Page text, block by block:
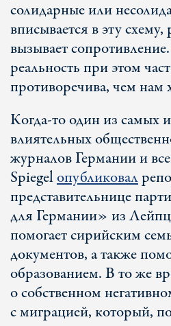
солидарные или
вписывается в эту
вызывает
реальность при этом
противоречива, чем нам
Когда-то один из самых
влиятельных
журналов Германии и
Spiegelопубликовал
представительнице
для Германии» из
помогает сирийским
документов, а также
образованием. В то же
о собственном
с миграцией, который,